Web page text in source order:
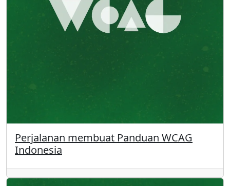
Perjalanan membuat Panduan WCAG
Indonesia